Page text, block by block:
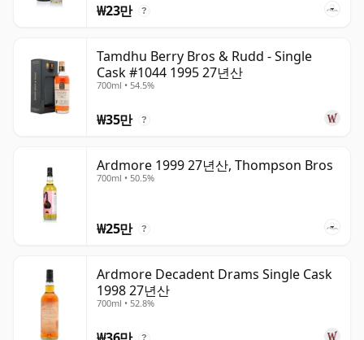
₩23만 ?
Tamdhu Berry Bros & Rudd - Single
Cask #1044 1995 27년산
700ml • 54.5%
₩35만 ?
Ardmore 1999 27년산, Thompson Bros
700ml • 50.5%
₩25만 ?
Ardmore Decadent Drams Single Cask
1998 27년산
700ml • 52.8%
?